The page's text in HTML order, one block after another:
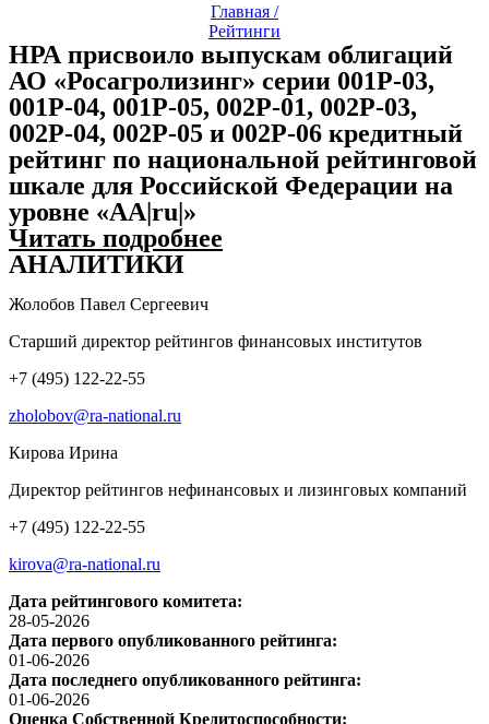
Главная /
Рейтинги
НРА присвоило выпускам облигаций
АО «Росагролизинг» серии 001P-03,
001P-04, 001P-05, 002P-01, 002P-03,
002P-04, 002P-05 и 002P-06 кредитный
рейтинг по национальной рейтинговой
шкале для Российской Федерации на
уровне «AA|ru|»
Читать подробнее
АНАЛИТИКИ
Жолобов Павел Сергеевич
Старший директор рейтингов финансовых институтов
+7 (495) 122-22-55
zholobov@ra-national.ru
Кирова Ирина
Директор рейтингов нефинансовых и лизинговых компаний
+7 (495) 122-22-55
kirova@ra-national.ru
Дата рейтингового комитета:
28-05-2026
Дата первого опубликованного рейтинга:
01-06-2026
Дата последнего опубликованного рейтинга:
01-06-2026
Оценка Собственной Кредитоспособности: